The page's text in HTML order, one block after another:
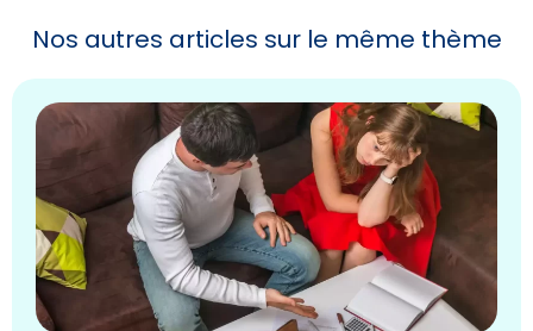
Nos autres articles sur le même thème